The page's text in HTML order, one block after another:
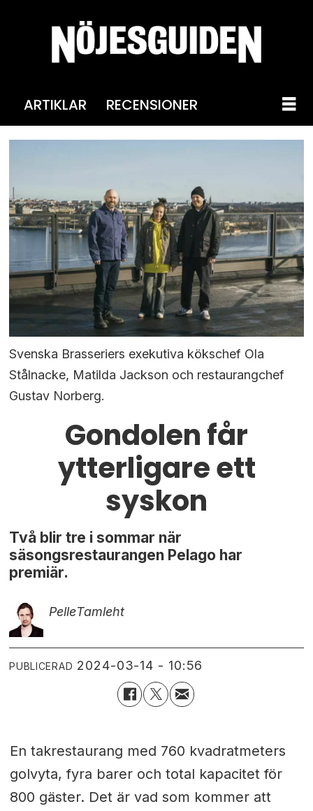
ARTIKLAR RECENSIONER
Svenska Brasseriers exekutiva kökschef Ola
Stålnacke, Matilda Jackson och restaurangchef
Gustav Norberg.
Gondolen får
ytterligare ett
syskon
Två blir tre i sommar när
säsongsrestaurangen Pelago har
premiär.
PelleTamleht
PUBLICERAD 2024-03-14 - 10:56
En takrestaurang med 760 kvadratmeters
golvyta, fyra barer och total kapacitet för
800 gäster. Det är vad som kommer att